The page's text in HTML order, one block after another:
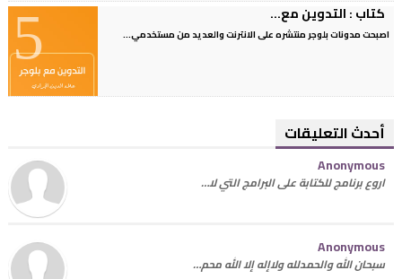
كتاب : التدوين مع...
اصبحت مدونات بلوجر منتشره على الانترنت والعديد من مستخدمي...
أحدث التعليقات
Anonymous
اروع برنامج للكتابة على البرامج التي لا…
Anonymous
سبحان الله والحمدلله ولاإله إلا الله محم…